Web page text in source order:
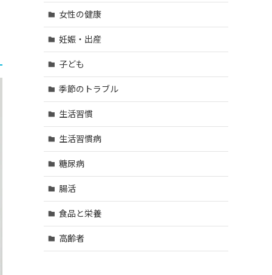
女性の健康
妊娠・出産
子ども
季節のトラブル
生活習慣
生活習慣病
糖尿病
腸活
食品と栄養
高齢者